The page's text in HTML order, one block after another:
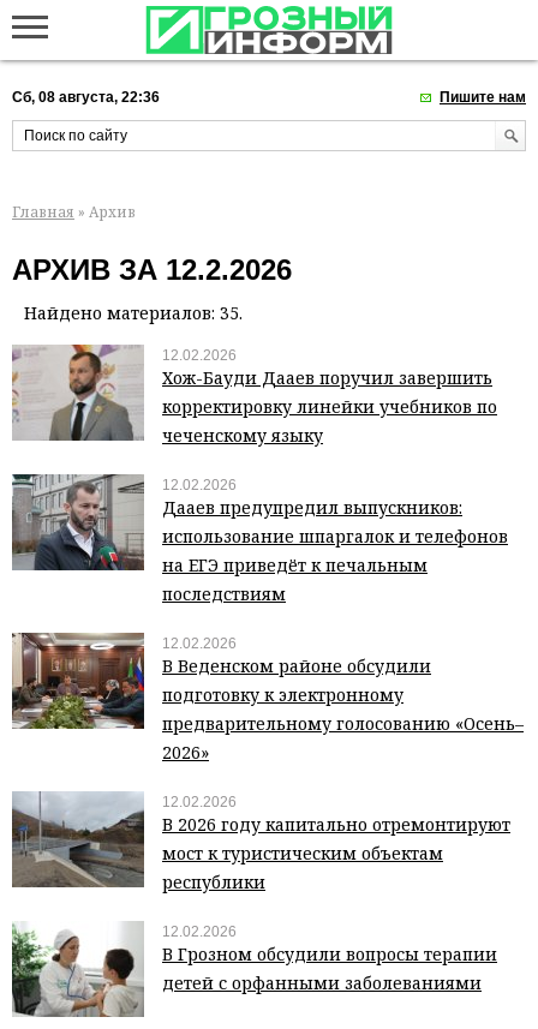
Сб, 08 августа, 22:36 Пишите нам
Главная » Архив
АРХИВ ЗА 12.2.2026
Найдено материалов: 35.
12.02.2026
Хож-Бауди Дааев поручил завершить
корректировку линейки учебников по
чеченскому языку
12.02.2026
Дааев предупредил выпускников:
использование шпаргалок и телефонов
на ЕГЭ приведёт к печальным
последствиям
12.02.2026
В Веденском районе обсудили
подготовку к электронному
предварительному голосованию «Осень–
2026»
12.02.2026
В 2026 году капитально отремонтируют
мост к туристическим объектам
республики
12.02.2026
В Грозном обсудили вопросы терапии
детей с орфанными заболеваниями